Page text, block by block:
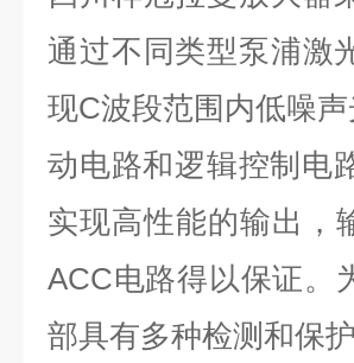
通过不同类型泵浦激
现C波段范围内低噪
动电路和逻辑控制电
实现高性能的输出，
ACC电路得以保证。
部具有多种检测和保